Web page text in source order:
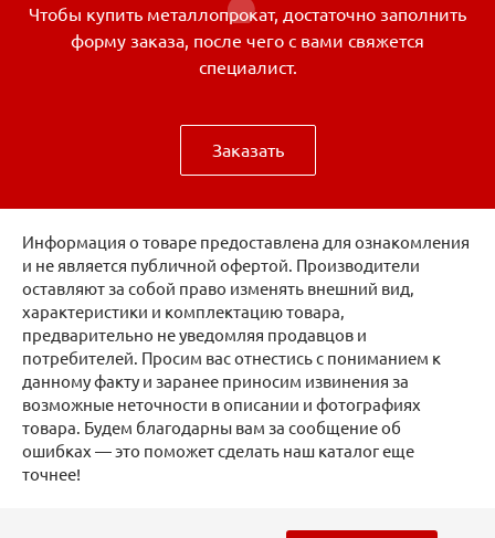
Чтобы купить металлопрокат, достаточно заполнить
форму заказа, после чего с вами свяжется
специалист.
Заказать
Информация о товаре предоставлена для ознакомления
и не является публичной офертой. Производители
оставляют за собой право изменять внешний вид,
характеристики и комплектацию товара,
предварительно не уведомляя продавцов и
потребителей. Просим вас отнестись с пониманием к
данному факту и заранее приносим извинения за
возможные неточности в описании и фотографиях
товара. Будем благодарны вам за сообщение об
ошибках — это поможет сделать наш каталог еще
точнее!